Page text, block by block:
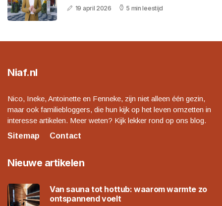
19 april 2026 5 min leestijd
Niaf.nl
Nico, Ineke, Antoinette en Fenneke, zijn niet alleen één gezin,
maar ook familiebloggers, die hun kijk op het leven omzetten in
interesse artikelen. Meer weten? Kijk lekker rond op ons blog.
Sitemap
Contact
Nieuwe artikelen
Van sauna tot hottub: waarom warmte zo
ontspannend voelt